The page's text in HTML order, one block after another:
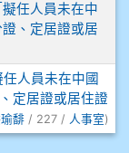
任人員未在中
、定居證或居
人員未在中國
定居證或居住證
馡 / 227 / 人事室)